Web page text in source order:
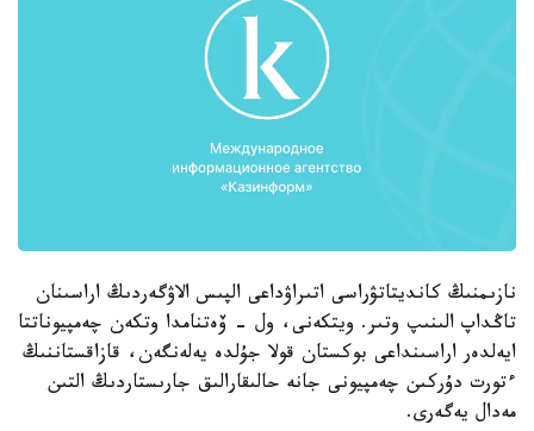
نازىمنىڭ كانديتاتۋراسى اتىراۋداعى الپىس الاۋگەردىڭ اراسىنان
تاڭداپ الىنىپ وتىر. ويتكەنى، ول - ۆەتنامدا وتكەن چەمپيوناتتا
ايەلدەر اراسىنداعى بوكستان قولا جۇلدە يەلەنگەن، قازاقستاننىڭ
ءتورت دۇركىن چەمپيونى جانە حالىقارالىق جارىستاردىڭ التىن
مەدال يەگەرى.